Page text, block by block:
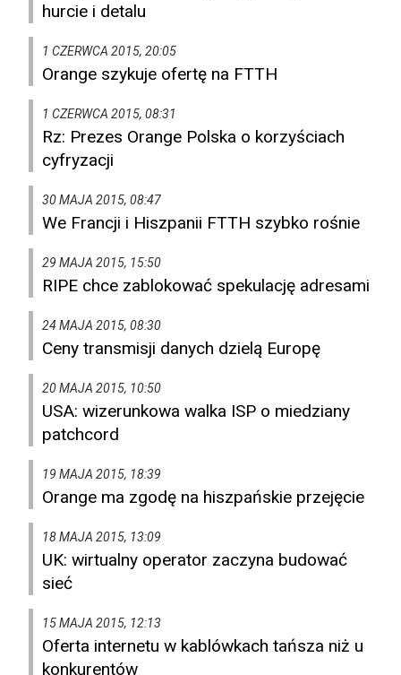
hurcie i detalu
1 CZERWCA 2015, 20:05
Orange szykuje ofertę na FTTH
1 CZERWCA 2015, 08:31
Rz: Prezes Orange Polska o korzyściach
cyfryzacji
30 MAJA 2015, 08:47
We Francji i Hiszpanii FTTH szybko rośnie
29 MAJA 2015, 15:50
RIPE chce zablokować spekulację adresami
24 MAJA 2015, 08:30
Ceny transmisji danych dzielą Europę
20 MAJA 2015, 10:50
USA: wizerunkowa walka ISP o miedziany
patchcord
19 MAJA 2015, 18:39
Orange ma zgodę na hiszpańskie przejęcie
18 MAJA 2015, 13:09
UK: wirtualny operator zaczyna budować
sieć
15 MAJA 2015, 12:13
Oferta internetu w kablówkach tańsza niż u
konkurentów